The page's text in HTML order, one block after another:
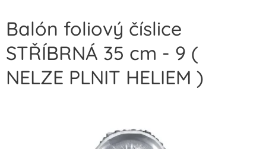
Balón foliový číslice
STŘÍBRNÁ 35 cm - 9 (
NELZE PLNIT HELIEM )